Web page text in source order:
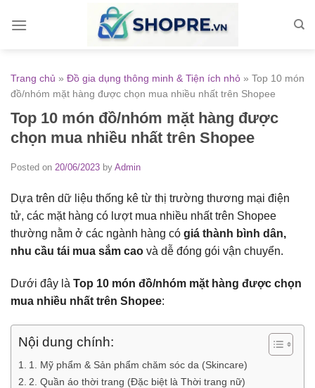
Trang chủ » Đồ gia dụng thông minh & Tiện ích nhỏ » Top 10 món
đồ/nhóm mặt hàng được chọn mua nhiều nhất trên Shopee
Top 10 món đồ/nhóm mặt hàng được
chọn mua nhiều nhất trên Shopee
Posted on 20/06/2023 by Admin
Dựa trên dữ liệu thống kê từ thị trường thương mại điện
tử, các mặt hàng có lượt mua nhiều nhất trên Shopee
thường nằm ở các ngành hàng có giá thành bình dân,
nhu cầu tái mua sắm cao và dễ đóng gói vận chuyển.
Dưới đây là Top 10 món đồ/nhóm mặt hàng được chọn
mua nhiều nhất trên Shopee:
Nội dung chính:
1. Mỹ phẩm & Sản phẩm chăm sóc da (Skincare)
2. Quần áo thời trang (Đặc biệt là Thời trang nữ)